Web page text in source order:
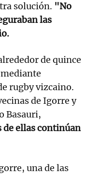
solución. "No
las
de quince
rugby vizcaino.
de Igorre y
Basauri,
de ellas continúan
una de las